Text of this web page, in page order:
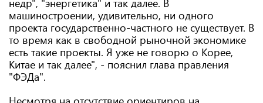
недр", "энергетика" и так далее. В
машиностроении, удивительно, ни одного
проекта государственно-частного не существует. В
то время как в свободной рыночной экономике
есть такие проекты. Я уже не говорю о Корее,
Китае и так далее", - пояснил глава правления
"ФЭДа".